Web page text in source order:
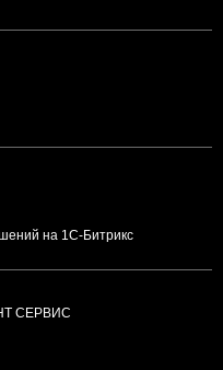
на 1С-Битрикс
СЕРВИС